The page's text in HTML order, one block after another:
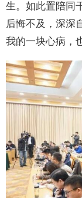
生。如此置陪同
后悔不及，深深
我的一块心病，